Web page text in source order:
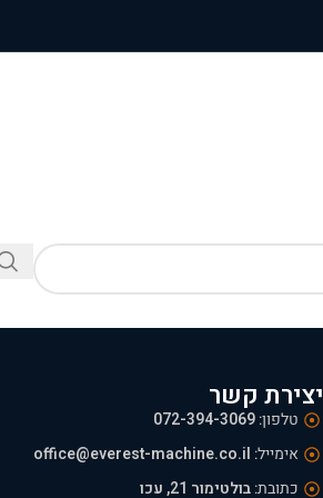
יצירת קשר
טלפון:072-394-3069
אימייל: office@everest-machine.co.il
כתובת:בולטימור 21, עכו